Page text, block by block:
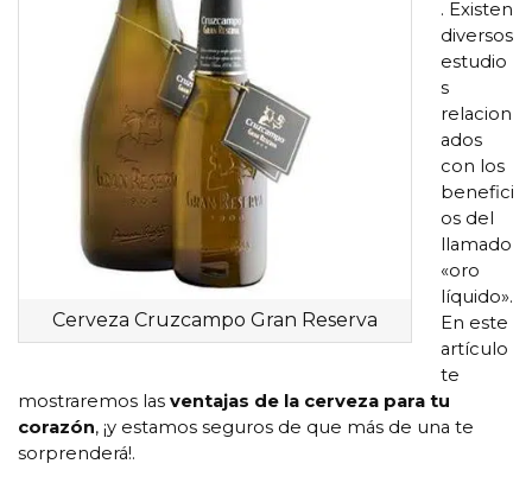
Cerveza Cruzcampo Gran Reserva
. Existen
diversos
estudio
s
relacion
ados
con los
benefici
os del
llamado
«oro
líquido».
En este
artículo
te
mostraremos las ventajas de la cerveza para tu
corazón, ¡y estamos seguros de que más de una te
sorprenderá!.